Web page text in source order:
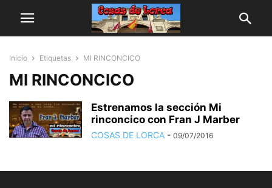
Inicio Etiquetas MI RINCONCICO
MI RINCONCICO
Estrenamos la sección Mi
rinconcico con Fran J Marber
COSAS DE LORCA - 09/07/2016